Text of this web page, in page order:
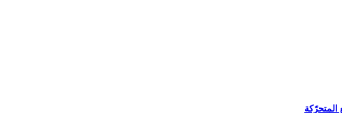
المتحرّكة